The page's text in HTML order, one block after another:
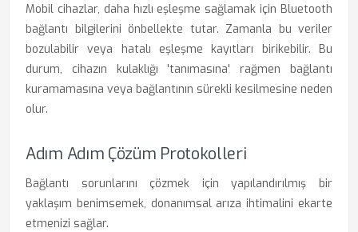
Mobil cihazlar, daha hızlı eşleşme sağlamak için Bluetooth
bağlantı bilgilerini önbellekte tutar. Zamanla bu veriler
bozulabilir veya hatalı eşleşme kayıtları birikebilir. Bu
durum, cihazın kulaklığı 'tanımasına' rağmen bağlantı
kuramamasına veya bağlantının sürekli kesilmesine neden
olur.
Adım Adım Çözüm Protokolleri
Bağlantı sorunlarını çözmek için yapılandırılmış bir
yaklaşım benimsemek, donanımsal arıza ihtimalini ekarte
etmenizi sağlar.